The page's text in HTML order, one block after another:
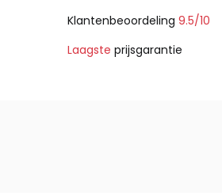
Klantenbeoordeling 9.5/10
Laagste prijsgarantie